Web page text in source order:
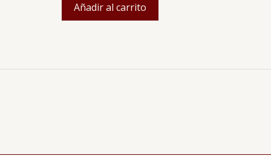
Añadir al carrito